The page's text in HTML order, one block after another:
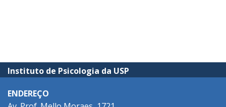
Instituto de Psicologia da USP
ENDEREÇO